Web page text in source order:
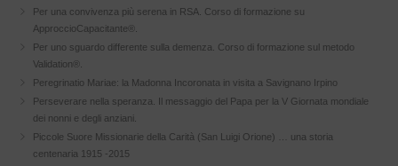
Per una convivenza più serena in RSA. Corso di formazione su
ApproccioCapacitante®.
Per uno sguardo differente sulla demenza. Corso di formazione sul metodo
Validation®.
Peregrinatio Mariae: la Madonna Incoronata in visita a Savignano Irpino
Perseverare nella speranza. Il messaggio del Papa per la V Giornata mondiale
dei nonni e degli anziani.
Piccole Suore Missionarie della Carità (San Luigi Orione) … una storia
centenaria 1915 -2015